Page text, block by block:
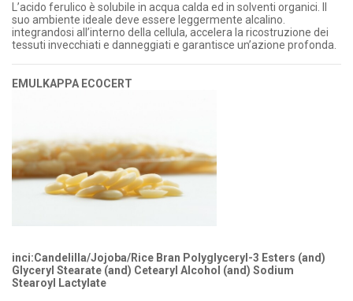
L’acido ferulico è solubile in acqua calda ed in solventi organici. Il
suo ambiente ideale deve essere leggermente alcalino.
integrandosi all’interno della cellula, accelera la ricostruzione dei
tessuti invecchiati e danneggiati e garantisce un’azione profonda.
EMULKAPPA ECOCERT
inci:Candelilla/Jojoba/Rice Bran Polyglyceryl-3 Esters (and)
Glyceryl Stearate (and) Cetearyl Alcohol (and) Sodium
Stearoyl Lactylate